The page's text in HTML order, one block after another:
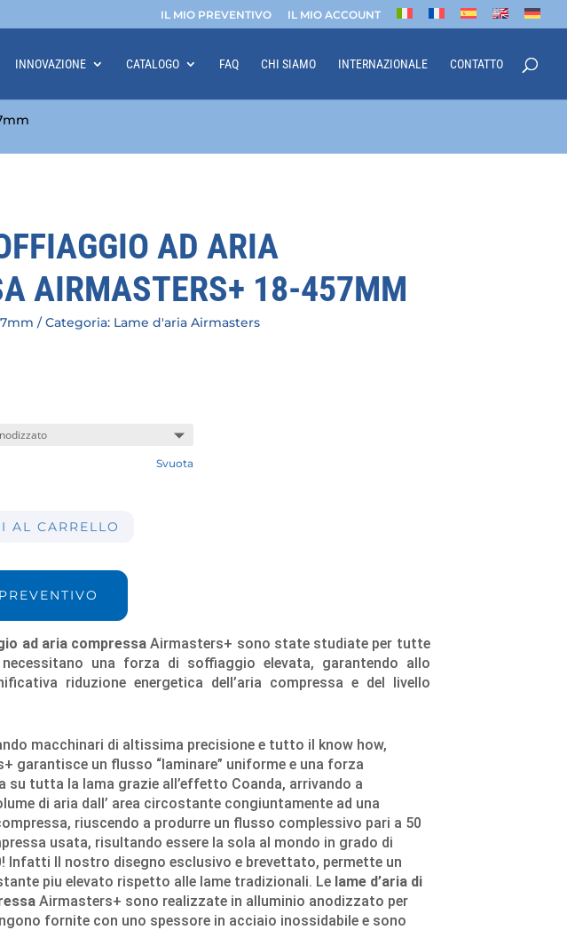
IL MIO PREVENTIVO IL MIO ACCOUNT
INNOVAZIONE CATALOGO FAQ CHI SIAMO INTERNAZIONALE CONTATTO
AD ARIA
AIRMASTERS+ 18-457MM
Categoria: Lame d'aria Airmasters
Svuota
AL CARRELLO
ad aria compressaAirmasters+ sono state studiate per tutte
una forza di soffiaggio elevata, garantendo allo
riduzione energetica dell’aria compressa e del livello
macchinari di altissima precisione e tutto il know how,
garantisce un flusso “laminare” uniforme e una forza
tutta la lama grazie all’effetto Coanda, arrivando a
di aria dall’ area circostante congiuntamente ad una
riuscendo a produrre un flusso complessivo pari a 50
usata, risultando essere la sola al mondo in grado di
Infatti Il nostro disegno esclusivo e brevettato, permette un
piu elevato rispetto alle lame tradizionali. Le lame d’aria di
Airmasters+ sono realizzate in alluminio anodizzato per
fornite con uno spessore in acciaio inossidabile e sono